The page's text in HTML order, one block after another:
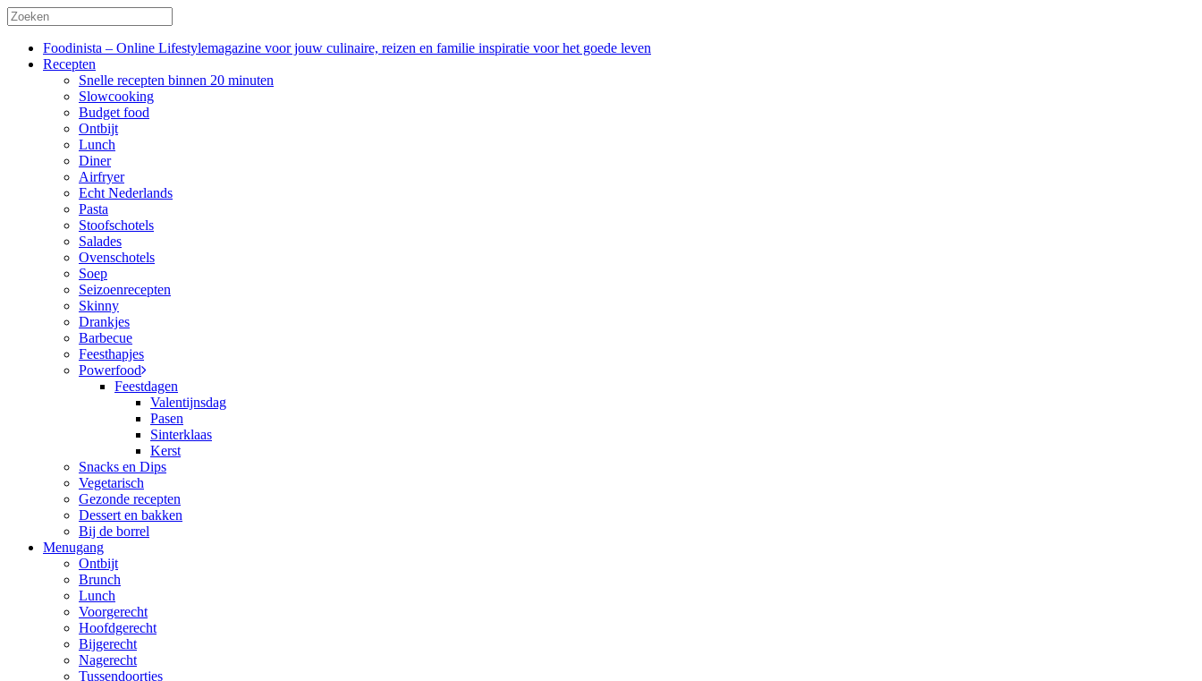
Foodinista – Online Lifestylemagazine voor jouw culinaire, reizen en familie inspiratie voor het goede leven
Recepten
Snelle recepten binnen 20 minuten
Slowcooking
Budget food
Ontbijt
Lunch
Diner
Airfryer
Echt Nederlands
Pasta
Stoofschotels
Salades
Ovenschotels
Soep
Seizoenrecepten
Skinny
Drankjes
Barbecue
Feesthapjes
Powerfood
Feestdagen
Valentijnsdag
Pasen
Sinterklaas
Kerst
Snacks en Dips
Vegetarisch
Gezonde recepten
Dessert en bakken
Bij de borrel
Menugang
Ontbijt
Brunch
Lunch
Voorgerecht
Hoofdgerecht
Bijgerecht
Nagerecht
Tussendoortjes